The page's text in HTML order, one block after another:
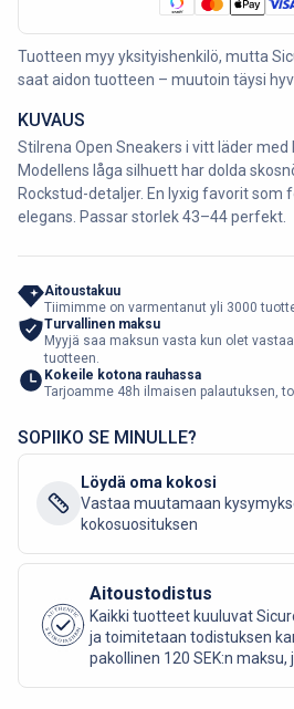
Tuotteen myy yksityishenkilö, mutta
saat aidon tuotteen – muutoin täysi
KUVAUS
Stilrena Open Sneakers i vitt läder
Modellens låga silhuett har dolda
Rockstud-detaljer. En lyxig favorit
elegans. Passar storlek 43–44 perfekt.
Aitoustakuu
Tiimimme on varmentanut yli 3000
Turvallinen maksu
Myyjä saa maksun vasta kun olet
tuotteen.
Kokeile kotona rauhassa
Tarjoamme 48h ilmaisen palautuksen,
SOPIIKO SE MINULLE?
Löydä oma kokosi
Vastaa muutamaan
kokosuosituksen
AUTHENTIC
SICURO FASHION
Aitoustodistus
Kaikki tuotteet kuuluvat
ja toimitetaan todistuksen
pakollinen 120 SEK:n maksu,